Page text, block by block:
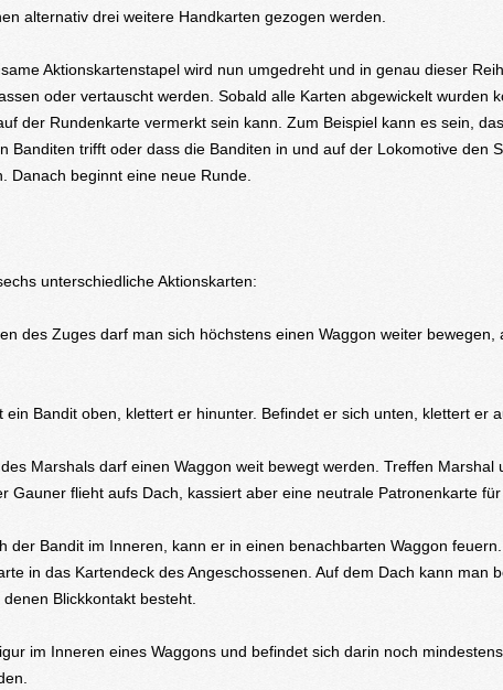
alternativ drei weitere Handkarten gezogen werden.
Aktionskartenstapel wird nun umgedreht und in genau dieser
oder vertauscht werden. Sobald alle Karten abgewickelt wurden
der Rundenkarte vermerkt sein kann. Zum Beispiel kann es sein,
Banditen trifft oder dass die Banditen in und auf der Lokomotive den
Danach beginnt eine neue Runde.
unterschiedliche Aktionskarten:
des Zuges darf man sich höchstens einen Waggon weiter
ein Bandit oben, klettert er hinunter. Befindet er sich unten, klettert er
Marshals darf einen Waggon weit bewegt werden. Treffen
Gauner flieht aufs Dach, kassiert aber eine neutrale Patronenkarte für
der Bandit im Inneren, kann er in einen benachbarten Waggon
in das Kartendeck des Angeschossenen. Auf dem Dach kann man
Blickkontakt besteht.
im Inneren eines Waggons und befindet sich darin noch